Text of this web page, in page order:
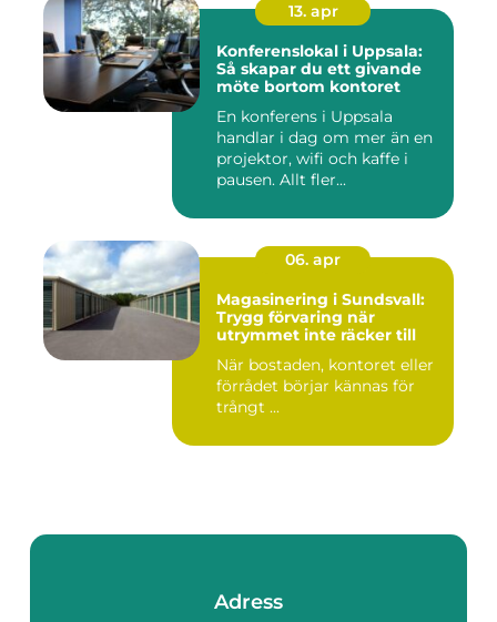
13. apr
Konferenslokal i Uppsala:
Så skapar du ett givande
möte bortom kontoret
En konferens i Uppsala
handlar i dag om mer än en
projektor, wifi och kaffe i
pausen. Allt fler...
06. apr
Magasinering i Sundsvall:
Trygg förvaring när
utrymmet inte räcker till
När bostaden, kontoret eller
förrådet börjar kännas för
trångt ...
Adress